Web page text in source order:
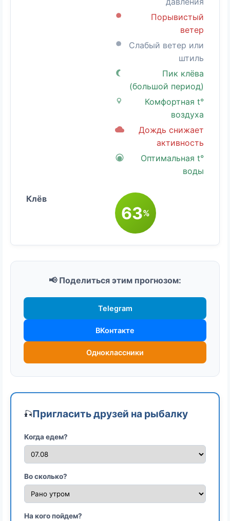
Порывистый
ветер
Слабый ветер или
штиль
Пик клёва
(большой период)
Комфортная t°
воздуха
Дождь снижает
активность
Оптимальная t°
воды
63%
📢 Поделиться этим прогнозом:
Telegram
ВКонтакте
Одноклассники
🎣Пригласить друзей на рыбалку
Когда едем?
Во сколько?
На кого пойдем?